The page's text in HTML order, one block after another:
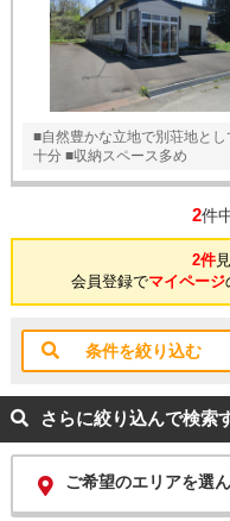
■自然豊かな立地で別荘地と
十分 ■収納スペース多め
2件
2件
会員登録でマイページ
条件を絞り込む
さらに絞り込んで検索
ご希望のエリアを選